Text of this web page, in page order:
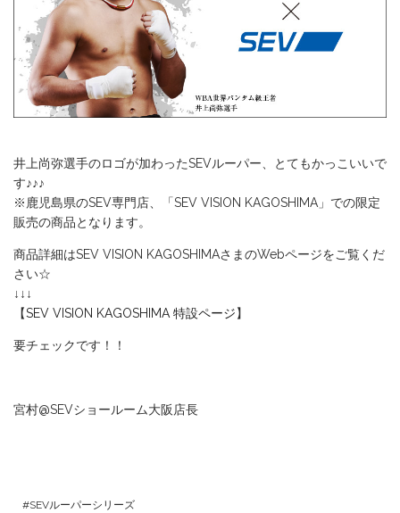
井上尚弥選手のロゴが加わったSEVルーパー、とてもかっこいいで
す♪♪♪
※鹿児島県のSEV専門店、「SEV VISION KAGOSHIMA」での限定
販売の商品となります。
商品詳細はSEV VISION KAGOSHIMAさまのWebページをご覧くだ
さい☆
↓↓↓
【SEV VISION KAGOSHIMA 特設ページ】
要チェックです！！
宮村@SEVショールーム大阪店長
SEVルーパーシリーズ